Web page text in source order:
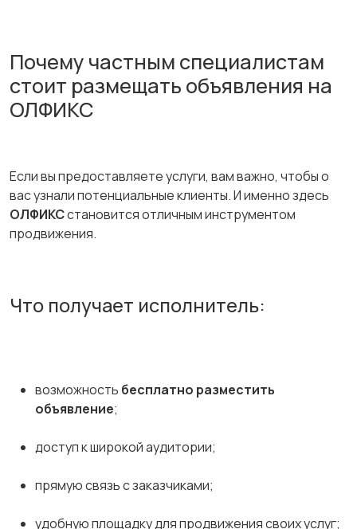
Почему частным специалистам
стоит размещать объявления на
ОЛФИКС
Если вы предоставляете услуги, вам важно, чтобы о
вас узнали потенциальные клиенты. И именно здесь
ОЛФИКСстановится отличным инструментом
продвижения.
Что получает исполнитель:
возможность бесплатно разместить
объявление;
доступ к широкой аудитории;
прямую связь с заказчиками;
удобную площадку для продвижения своих услуг;